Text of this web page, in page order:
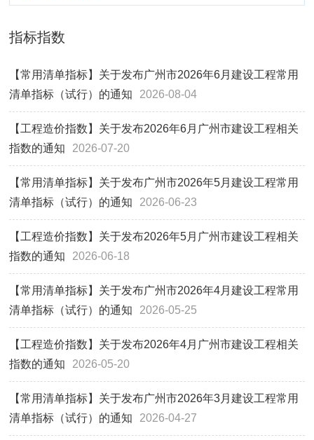
指标指数
【常用清单指标】关于发布广州市2026年6月建设工程常用
清单指标（试行）的通知
2026-08-04
【工程造价指数】关于发布2026年6月广州市建设工程相关
指数的通知
2026-07-20
【常用清单指标】关于发布广州市2026年5月建设工程常用
清单指标（试行）的通知
2026-06-23
【工程造价指数】关于发布2026年5月广州市建设工程相关
指数的通知
2026-06-18
【常用清单指标】关于发布广州市2026年4月建设工程常用
清单指标（试行）的通知
2026-05-25
【工程造价指数】关于发布2026年4月广州市建设工程相关
指数的通知
2026-05-20
【常用清单指标】关于发布广州市2026年3月建设工程常用
清单指标（试行）的通知
2026-04-27